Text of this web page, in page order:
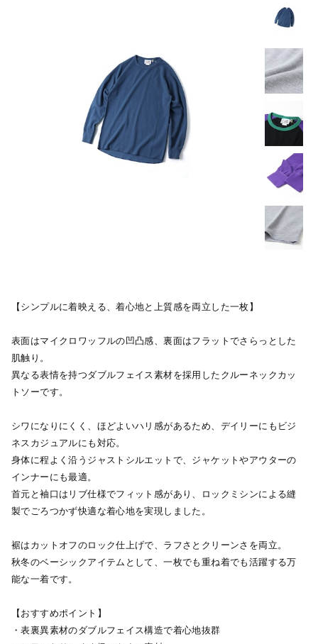
【シンプルに着映える、着心地と上質感を両立した一枚】
表面はマイクロワッフルの凹凸感、裏面はフラットでさらっとした
肌触り。
異なる表情を持つダブルフェイス素材を採用したクルーネックカッ
トソーです。
シワになりにくく、ほどよいハリ感があるため、デイリーにもビジ
ネスカジュアルにも対応。
身体に程よく沿うジャストシルエットで、ジャケットやアウターの
インナーにも最適。
首元と袖口はリブ仕様でフィット感があり、ロックミシンによる縫
製でごろつかず快適な着心地を実現しました。
裾はカットオフのロック仕上げで、ラフさとクリーンさを両立。
秋冬のベーシックアイテムとして、一枚でも重ね着でも活躍する万
能な一着です。
【おすすめポイント】
・表裏異素材のダブルフェイス構造で着心地抜群